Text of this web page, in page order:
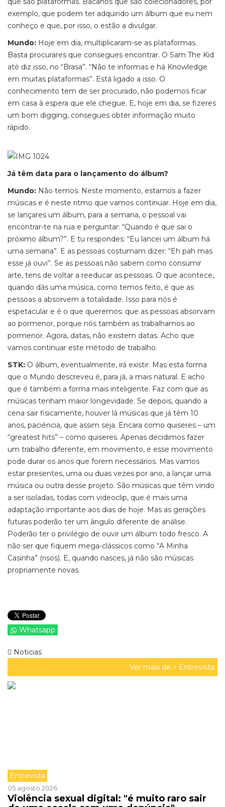
exemplo, que podem ter adquirido um álbum que eu nem
conheço e que, por isso, o estão a divulgar.
Mundo: Hoje em dia, multiplicaram-se as plataformas.
Basta procurares que consegues encontrar. O Sam The Kid
até diz isso, no “Brasa”. “Não te informas e há Knowledge
em muitas plataformas”. Está ligado a isso. O
conhecimento tem de ser procurado, não podemos ficar
em casa à espera que ele chegue. E, hoje em dia, se fizeres
um bom digging, consegues obter informação muito
rápido.
Já têm data para o lançamento do álbum?
Mundo: Não temos. Neste momento, estamos a fazer
músicas e é neste ritmo que vamos continuar. Hoje em dia,
se lançares um álbum, para a semana, o pessoal vai
encontrar-te na rua e perguntar: “Quando é que sai o
próximo álbum?”. E tu respondes: “Eu lancei um álbum há
uma semana”. E as pessoas costumam dizer: “Eh pah mas
esse já ouvi”. Se as pessoas não sabem como consumir
arte, tens de voltar a reeducar as pessoas. O que acontece,
quando dás uma música, como temos feito, é que as
pessoas a absorvem a totalidade. Isso para nós é
espetacular e é o que queremos: que as pessoas absorvam
ao pormenor, porque nós também as trabalhamos ao
pormenor. Agora, datas, não existem datas. Acho que
vamos continuar este método de trabalho.
STK: O álbum, eventualmente, irá existir. Mas esta forma
que o Mundo descreveu é, para já, a mais natural. E acho
que é também a forma mais inteligente. Faz com que as
músicas tenham maior longevidade. Se depois, quando a
cena sair fisicamente, houver lá músicas que já têm 10
anos, paciência, que assim seja. Encara como quiseres – um
“greatest hits” – como quiseres. Apenas decidimos fazer
um trabalho diferente, em movimento, e esse movimento
pode durar os anos que forem necessários. Mas vamos
estar presentes, uma ou duas vezes por ano, a lançar uma
música ou outra desse projeto. São músicas que têm vindo
a ser isoladas, todas com videoclip, que é mais uma
adaptação importante aos dias de hoje. Mas as gerações
futuras poderão ter um ângulo diferente de análise.
Poderão ter o privilégio de ouvir um álbum todo fresco. A
não ser que fiquem mega-clássicos como “A Minha
Casinha” (risos). E, quando nasces, já não são músicas
propriamente novas.
Whatsapp
Noticias
Ver mais de > Entrevista
Entrevista
05 agosto 2026
Violência sexual digital: "é muito raro sair